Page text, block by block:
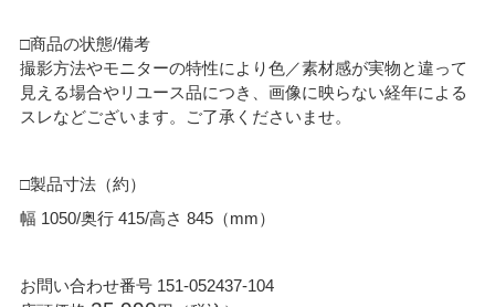
□商品の状態/備考
撮影方法やモニターの特性により色／素材感が実物と違って
見える場合やリユース品につき、画像に映らない経年による
スレなどございます。ご了承くださいませ。
□製品寸法（約）
幅 1050/奥行 415/高さ 845（mm）
お問い合わせ番号 151-052437-104